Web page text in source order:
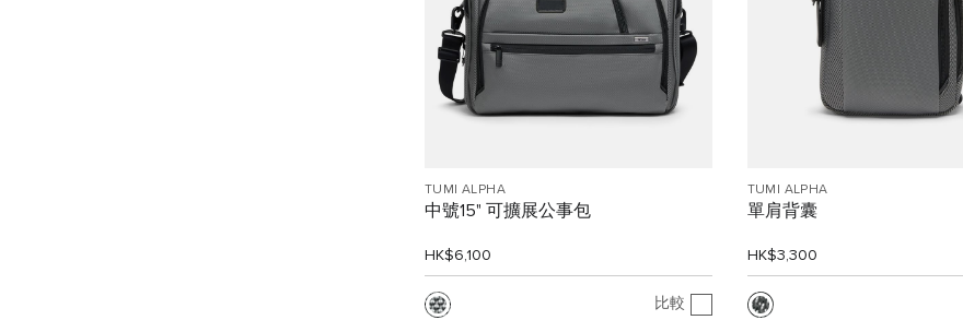
TUMI ALPHA
中號15" 可擴展公事包
HK$6,100
比較
TUMI ALPHA
單肩背囊
HK$3,300